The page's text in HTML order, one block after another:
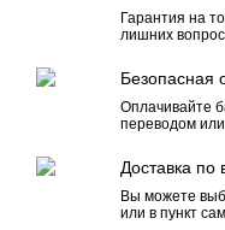
Гарантия на
лишних
Безопасная
Оплачивайте
переводом
Доставка по
Вы можете
или в пункт